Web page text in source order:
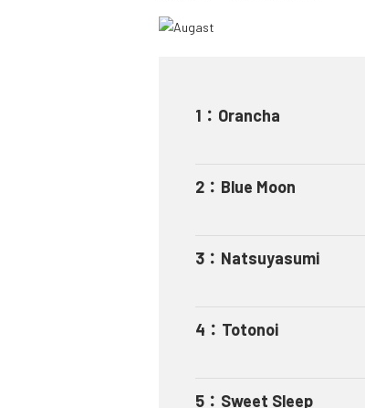
1 ： Orancha
2 ： Blue Moon
3 ： Natsuyasumi
4 ： Totonoi
5 ： Sweet Sleep